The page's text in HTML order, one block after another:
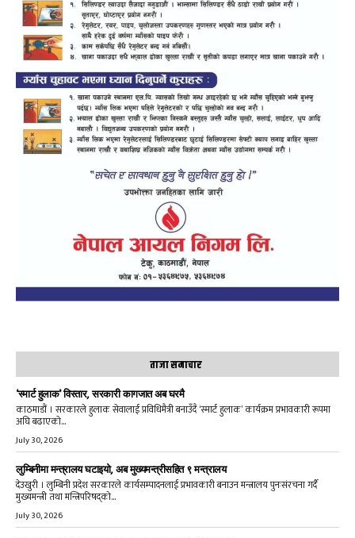
ताजा समाचार
‘स्मार्ट हुलाक’ विस्तार, सरकारी कागजात अब घरमै
काठमाडौं । सरकारले हुलाक सेवालाई प्रविधिमैत्री बनाउँदै ‘स्मार्ट हुलाक’ कार्यक्रम प्रभावकारी रूपमा
अघि बढाएको...
July 30, 2026
लुम्बिनीमा मन्त्रालय घटाइयो, अब मुख्यमन्त्रीसहित ९ मन्त्रालय
देउखुरी । लुम्बिनी प्रदेश सरकारले कार्यसम्पादनलाई प्रभावकारी बनाउन मन्त्रालय पुनःसंरचना गर्दै
मुख्यमन्त्री तथा मन्त्रिपरिषद्को...
July 30, 2026